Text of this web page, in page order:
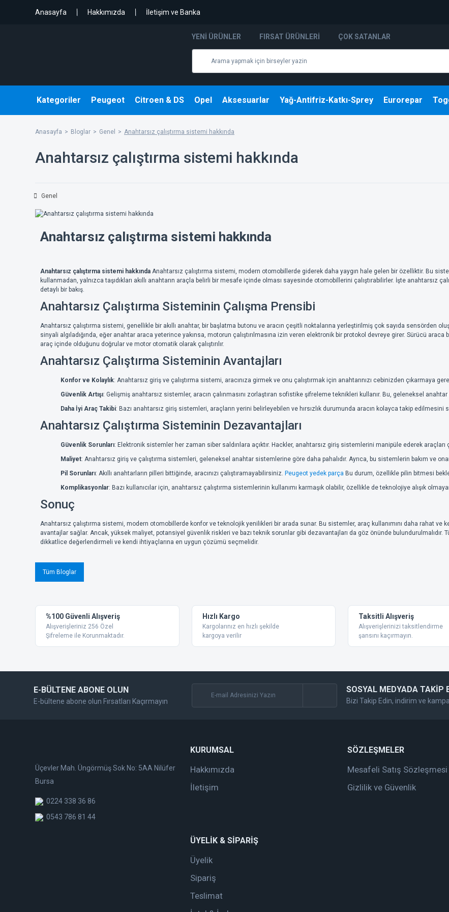
Anasayfa Hakkımızda İletişim ve Banka
YENI ÜRÜNLER FIRSAT ÜRÜNLERI ÇOK SATANLAR
Kategoriler Peugeot Citroen & DS Opel Aksesuarlar Yağ-Antifriz-Katkı-Sprey Eurorepar
Anasayfa Bloglar Genel Anahtarsız çalıştırma sistemi hakkında
Anahtarsız çalıştırma sistemi hakkında
Genel
Anahtarsız çalıştırma sistemi hakkında
Anahtarsız çalıştırma sistemi hakkında Anahtarsız çalıştırma sistemi, modern otomobillerde giderek daha yaygın hale gelen bir özelliktir. Bu
kullanmadan, yalnızca taşıdıkları akıllı anahtarın araçla belirli bir mesafe içinde olması sayesinde otomobillerini çalıştırabilirler. İşte anahtarsız
detaylı bir bakış.
Anahtarsız Çalıştırma Sisteminin Çalışma Prensibi
Anahtarsız çalıştırma sistemi, genellikle bir akıllı anahtar, bir başlatma butonu ve aracın çeşitli noktalarına yerleştirilmiş çok sayıda sensörden
sinyali algıladığında, eğer anahtar araca yeterince yakınsa, motorun çalıştırılmasına izin veren elektronik bir protokol devreye girer. Sürücü
araç içinde olduğunu doğrular ve motor otomatik olarak çalıştırılır.
Anahtarsız Çalıştırma Sisteminin Avantajları
Konfor ve Kolaylık: Anahtarsız giriş ve çalıştırma sistemi, aracınıza girmek ve onu çalıştırmak için anahtarınızı cebinizden çıkarmaya
Güvenlik Artışı: Gelişmiş anahtarsız sistemler, aracın çalınmasını zorlaştıran sofistike şifreleme teknikleri kullanır. Bu, geleneksel
Daha İyi Araç Takibi: Bazı anahtarsız giriş sistemleri, araçların yerini belirleyebilen ve hırsızlık durumunda aracın kolayca takip
Anahtarsız Çalıştırma Sisteminin Dezavantajları
Güvenlik Sorunları: Elektronik sistemler her zaman siber saldırılara açıktır. Hackler, anahtarsız giriş sistemlerini manipüle ederek araçları
Maliyet: Anahtarsız giriş ve çalıştırma sistemleri, geleneksel anahtar sistemlerine göre daha pahalıdır. Ayrıca, bu sistemlerin bakım ve
Pil Sorunları: Akıllı anahtarların pilleri bittiğinde, aracınızı çalıştıramayabilirsiniz. Peugeot yedek parça Bu durum, özellikle pilin bitmesi
Komplikasyonlar: Bazı kullanıcılar için, anahtarsız çalıştırma sistemlerinin kullanımı karmaşık olabilir, özellikle de teknolojiye alışık
Sonuç
Anahtarsız çalıştırma sistemi, modern otomobillerde konfor ve teknolojik yenilikleri bir arada sunar. Bu sistemler, araç kullanımını daha rahat
avantajlar sağlar. Ancak, yüksek maliyet, potansiyel güvenlik riskleri ve bazı teknik sorunlar gibi dezavantajları da göz önünde bulundurulmalıdır.
dikkatlice değerlendirmeli ve kendi ihtiyaçlarına en uygun çözümü seçmelidir.
Tüm Bloglar
%100 Güvenli Alışveriş
Alışverişleriniz 256 Özel
Şifreleme ile Korunmaktadır.
Hızlı Kargo
Kargolarınız en hızlı şekilde
kargoya verilir
Taksitli Alışveriş
Alışverişlerinizi taksitlendirme
şansını kaçırmayın.
E-BÜLTENE ABONE OLUN
E-bültene abone olun Fırsatları Kaçırmayın
SOSYAL MEDYADA TAKİP
Bizi Takip Edin, indirim ve
Üçevler Mah. Üngörmüş Sok No: 5AA Nilüfer
Bursa
0224 338 36 86
0543 786 81 44
KURUMSAL
Hakkımızda
İletişim
SÖZLEŞMELER
Mesafeli Satış Sözleşmesi
Gizlilik ve Güvenlik
ÜYELİK & SİPARİŞ
Üyelik
Sipariş
Teslimat